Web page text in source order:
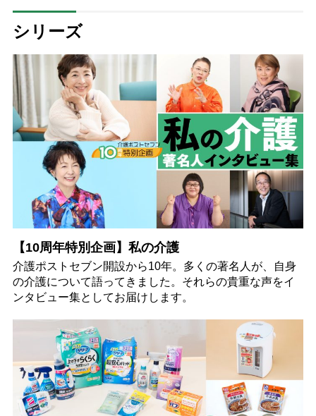
シリーズ
【10周年特別企画】私の介護
介護ポストセブン開設から10年。多くの著名人が、自身
の介護について語ってきました。それらの貴重な声をイ
ンタビュー集としてお届けします。